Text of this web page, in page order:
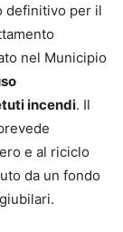
definitivo per il
nel Municipio
incendi. Il
e al riciclo
da un fondo